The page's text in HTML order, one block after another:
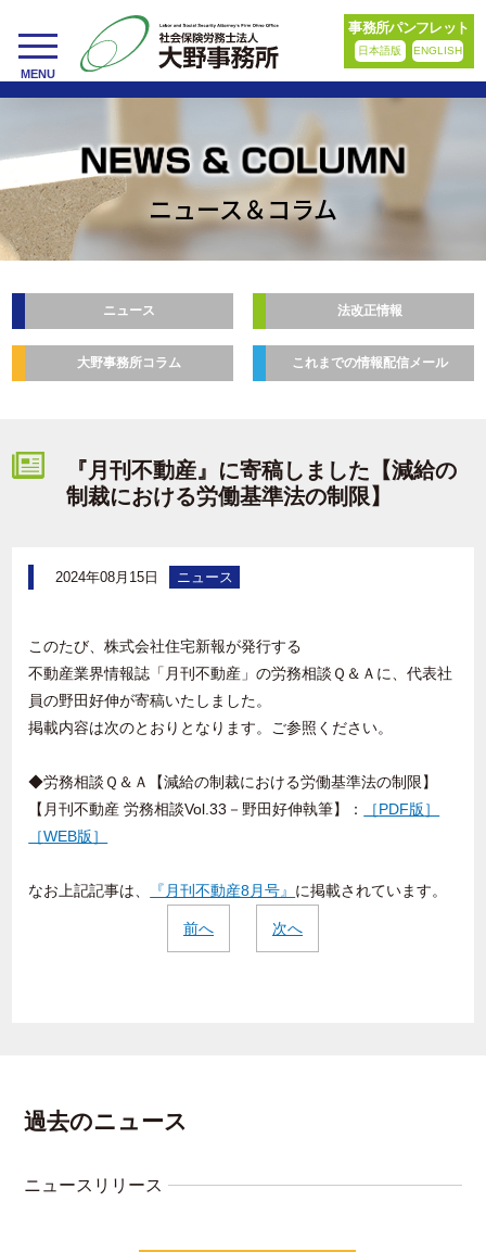
toggle
navigation
MENU
事務所パンフレット
日本語版 ENGLISH
ニュース＆コラム
ニュース 法改正情報
大野事務所コラム これまでの情報配信メール
『月刊不動産』に寄稿しました【減給の
制裁における労働基準法の制限】
2024年08月15日 ニュース
このたび、株式会社住宅新報が発行する
不動産業界情報誌「月刊不動産」の労務相談Ｑ＆Ａに、代表社
員の野田好伸が寄稿いたしました。
掲載内容は次のとおりとなります。ご参照ください。
◆労務相談Ｑ＆Ａ【減給の制裁における労働基準法の制限】
【月刊不動産 労務相談Vol.33 －野田好伸執筆】： ［PDF版］
［WEB版］
なお上記記事は、 『月刊不動産8月号』 に掲載されています。
前へ 次へ
過去のニュース
ニュースリリース